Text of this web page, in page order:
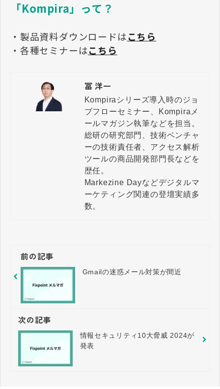
「Kompira」って？
・製品資料ダウンロードはこちら
・各種セミナーはこちら
冨 洋一
Kompiraシリーズ導入時のジョ
ブフローセミナー、Kompiraメ
ールマガジン執筆などを担当。
総研の研究部門、技術ベンチャ
ーの技術責任者、アクセス解析
ツールの商品開発部門長などを
歴任。
Markezine Dayなどデジタルマ
ーケティング関連の登壇実績多
数。
前の記事
Gmailの迷惑メール対策が間近
次の記事
情報セキュリティ10大脅威 2024が
発表